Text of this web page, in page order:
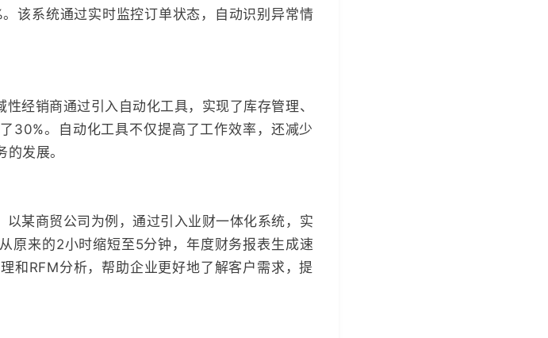
该系统通过实时监控订单状态，自动识别异常情
经销商通过引入自动化工具，实现了库存管理、
30%。自动化工具不仅提高了工作效率，还减少
发展。
以某商贸公司为例，通过引入业财一体化系统，实
原来的2小时缩短至5分钟，年度财务报表生成速
和RFM分析，帮助企业更好地了解客户需求，提